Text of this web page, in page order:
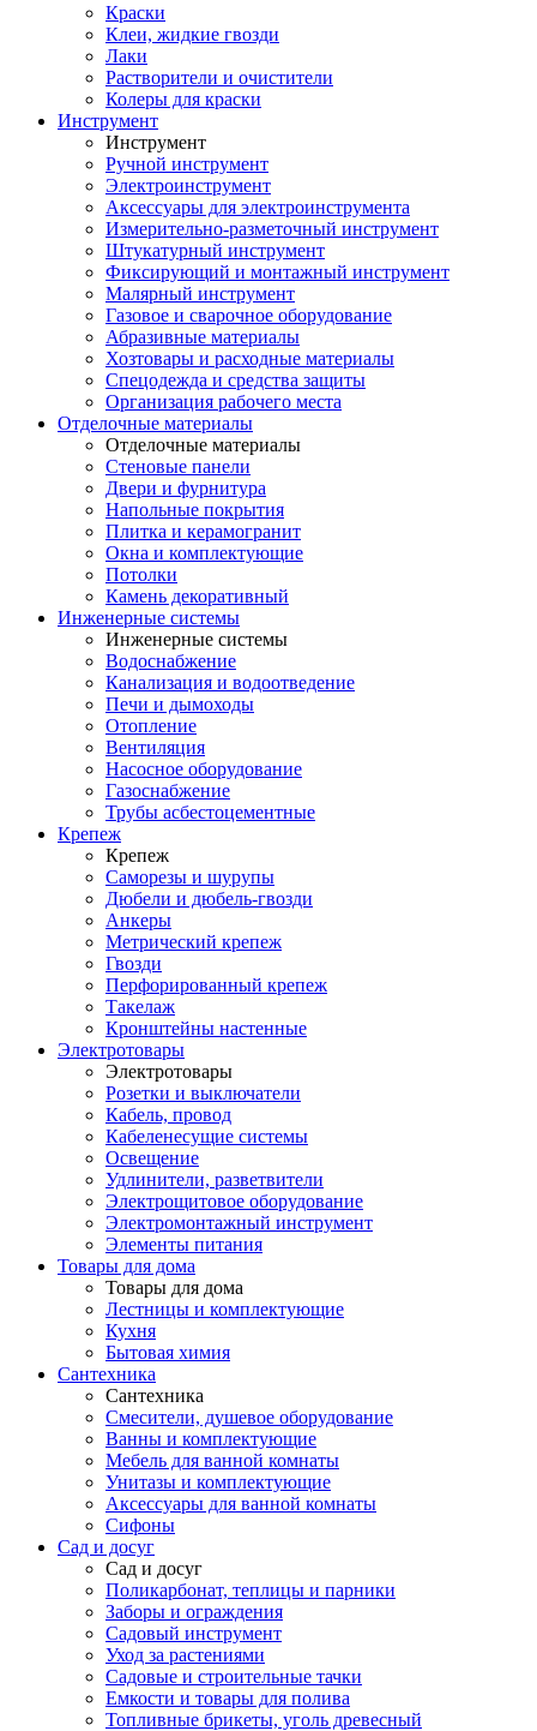
Краски
Клеи, жидкие гвозди
Лаки
Растворители и очистители
Колеры для краски
Инструмент
Инструмент
Ручной инструмент
Электроинструмент
Аксессуары для электроинструмента
Измерительно-разметочный инструмент
Штукатурный инструмент
Фиксирующий и монтажный инструмент
Малярный инструмент
Газовое и сварочное оборудование
Абразивные материалы
Хозтовары и расходные материалы
Спецодежда и средства защиты
Организация рабочего места
Отделочные материалы
Отделочные материалы
Стеновые панели
Двери и фурнитура
Напольные покрытия
Плитка и керамогранит
Окна и комплектующие
Потолки
Камень декоративный
Инженерные системы
Инженерные системы
Водоснабжение
Канализация и водоотведение
Печи и дымоходы
Отопление
Вентиляция
Насосное оборудование
Газоснабжение
Трубы асбестоцементные
Крепеж
Крепеж
Саморезы и шурупы
Дюбели и дюбель-гвозди
Анкеры
Метрический крепеж
Гвозди
Перфорированный крепеж
Такелаж
Кронштейны настенные
Электротовары
Электротовары
Розетки и выключатели
Кабель, провод
Кабеленесущие системы
Освещение
Удлинители, разветвители
Электрощитовое оборудование
Электромонтажный инструмент
Элементы питания
Товары для дома
Товары для дома
Лестницы и комплектующие
Кухня
Бытовая химия
Сантехника
Сантехника
Смесители, душевое оборудование
Ванны и комплектующие
Мебель для ванной комнаты
Унитазы и комплектующие
Аксессуары для ванной комнаты
Сифоны
Сад и досуг
Сад и досуг
Поликарбонат, теплицы и парники
Заборы и ограждения
Садовый инструмент
Уход за растениями
Садовые и строительные тачки
Емкости и товары для полива
Топливные брикеты, уголь древесный